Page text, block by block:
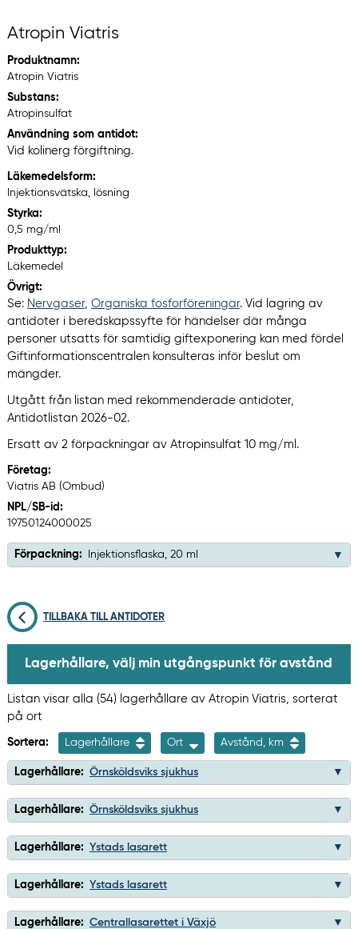
Atropin Viatris
Produktnamn:
Atropin Viatris
Substans:
Atropinsulfat
Användning som antidot:
Vid kolinerg förgiftning.
Läkemedelsform:
Injektionsvätska, lösning
Styrka:
0,5 mg/ml
Produkttyp:
Läkemedel
Övrigt:
Se: Nervgaser, Organiska fosforföreningar. Vid lagring av
antidoter i beredskapssyfte för händelser där många
personer utsatts för samtidig giftexponering kan med fördel
Giftinformationscentralen konsulteras inför beslut om
mängder.
Utgått från listan med rekommenderade antidoter,
Antidotlistan 2026-02.
Ersatt av 2 förpackningar av Atropinsulfat 10 mg/ml.
Företag:
Viatris AB (Ombud)
NPL/SB-id:
19750124000025
Förpackning: Injektionsflaska, 20 ml
TILLBAKA TILL ANTIDOTER
Lagerhållare, välj min utgångspunkt för avstånd
Listan visar alla (54) lagerhållare av Atropin Viatris, sorterat
på ort
Sortera: Lagerhållare Ort Avstånd, km
Lagerhållare: Örnsköldsviks sjukhus
Lagerhållare: Örnsköldsviks sjukhus
Lagerhållare: Ystads lasarett
Lagerhållare: Ystads lasarett
Lagerhållare: Centrallasarettet i Växjö